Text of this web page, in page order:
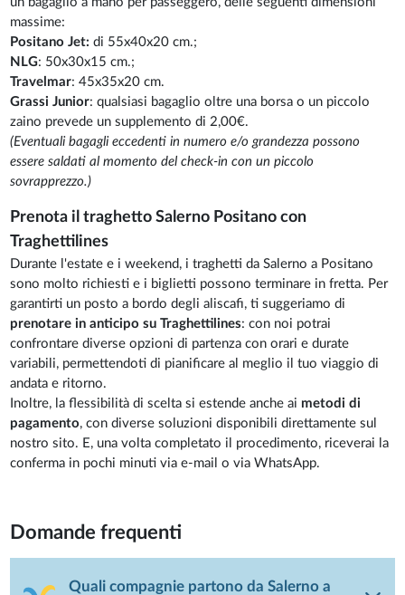
massime:
Positano Jet: di 55x40x20 cm.;
NLG: 50x30x15 cm.;
Travelmar: 45x35x20 cm.
Grassi Junior: qualsiasi bagaglio oltre una borsa o un piccolo
zaino prevede un supplemento di 2,00€.
(Eventuali bagagli eccedenti in numero e/o grandezza possono
essere saldati al momento del check-in con un piccolo
sovrapprezzo.)
Prenota il traghetto Salerno Positano con
Traghettilines
Durante l'estate e i weekend, i traghetti da Salerno a Positano
sono molto richiesti e i biglietti possono terminare in fretta. Per
garantirti un posto a bordo degli aliscafi, ti suggeriamo di
prenotare in anticipo su Traghettilines: con noi potrai
confrontare diverse opzioni di partenza con orari e durate
variabili, permettendoti di pianificare al meglio il tuo viaggio di
andata e ritorno.
Inoltre, la flessibilità di scelta si estende anche ai metodi di
pagamento, con diverse soluzioni disponibili direttamente sul
nostro sito. E, una volta completato il procedimento, riceverai la
conferma in pochi minuti via e-mail o via WhatsApp.
Domande frequenti
Quali compagnie partono da Salerno a